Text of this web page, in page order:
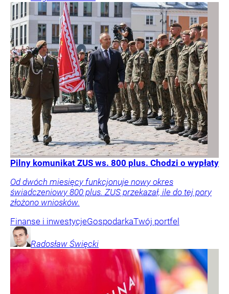
Pilny komunikat ZUS ws. 800 plus. Chodzi o wypłaty
Od dwóch miesięcy funkcjonuje nowy okres
świadczeniowy 800 plus. ZUS przekazał, ile do tej pory
złożono wniosków.
Finanse i inwestycjeGospodarkaTwój portfel
Radosław Święcki